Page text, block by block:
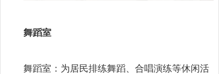
舞蹈室
舞蹈室：为居民排练舞蹈、合唱演练等休闲活